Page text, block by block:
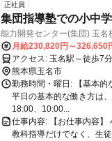
正社員
集団指導塾での小中
能力開発センター(集団) 玉名
月給230,820円～326,650
アクセス: 玉名駅～徒歩7分
熊本県玉名市
勤務時間・曜日: 【基本的
平日の基本的な働き方は
18:00、10:00...
仕事内容: 【お仕事内容】
教科指導だけでなく、生